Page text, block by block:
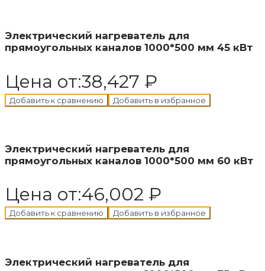
Электрический нагреватель для
прямоугольных каналов 1000*500 мм 45 кВт
Цена от:38,427 ₽
Добавить к сравнению Добавить в избранное
Электрический нагреватель для
прямоугольных каналов 1000*500 мм 60 кВт
Цена от:46,002 ₽
Добавить к сравнению Добавить в избранное
Электрический нагреватель для